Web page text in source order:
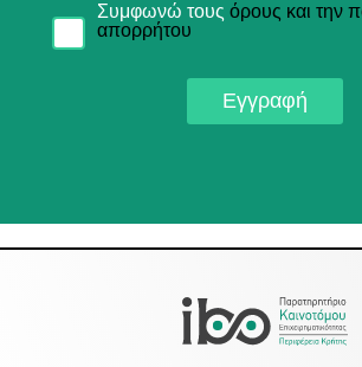
Συμφωνώ τους όρους και την
απορρήτου
Εγγραφή